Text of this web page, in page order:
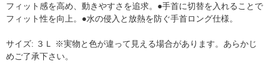
フィット感を高め、動きやすさを追求。●手首に切替を入れることで
フィット性を向上。●水の侵入と放熱を防ぐ手首ロング仕様。
サイズ: ３Ｌ ※実物と色が違って見える場合があります。あらかじ
めご了承下さい。